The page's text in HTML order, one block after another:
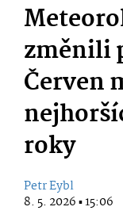
změnili
Červen
roky
Petr Eybl
8. 5. 2026 ▪ 15:06